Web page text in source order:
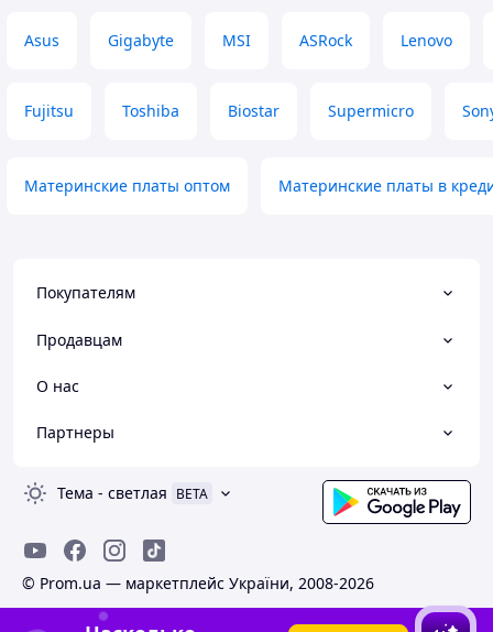
Asus Gigabyte MSI ASRock Lenovo
Fujitsu Toshiba Biostar Supermicro
Материнские платы оптом Материнские платы в
Покупателям
Продавцам
О нас
Партнеры
Тема - светлая BETA
© Prom.ua — маркетплейс України, 2008-2026